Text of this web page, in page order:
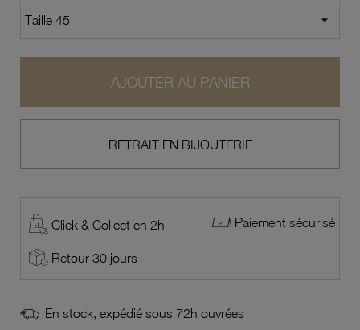
AJOUTER AU PANIER
RETRAIT EN BIJOUTERIE
Click & Collect en 2h Paiement sécurisé
Retour 30 jours
En stock, expédié sous 72h ouvrées